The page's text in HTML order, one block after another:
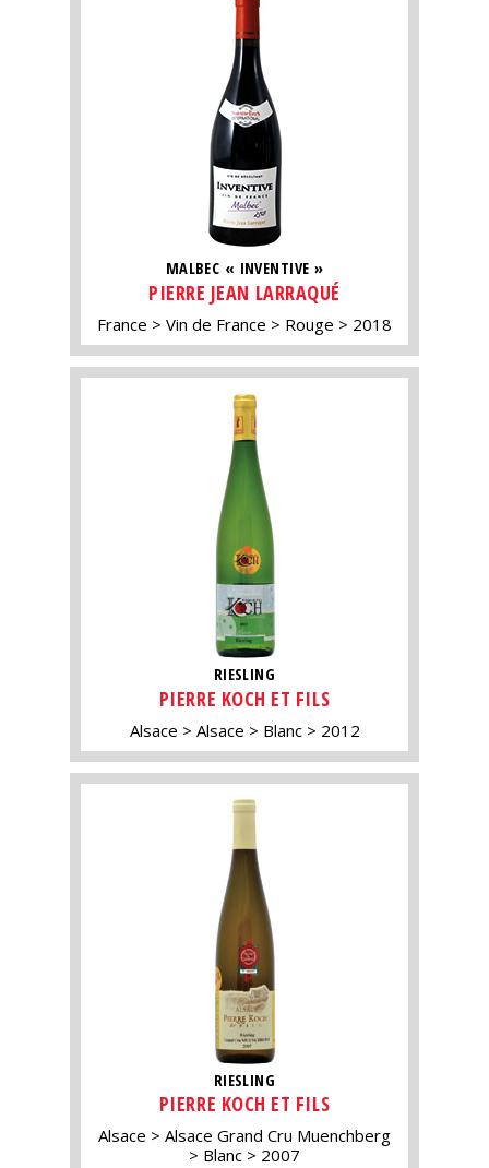
MALBEC « INVENTIVE »
PIERRE JEAN LARRAQUÉ
France Vin de France Rouge 2018
RIESLING
PIERRE KOCH ET FILS
Alsace Alsace Blanc 2012
RIESLING
PIERRE KOCH ET FILS
Alsace
Alsace Grand Cru Muenchberg
Blanc
2007